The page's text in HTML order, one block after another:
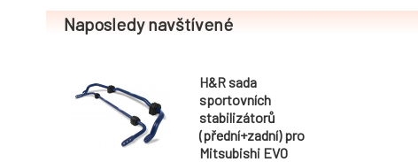
Naposledy navštívené
H&R sada
sportovních
stabilizátorů
(přední+zadní) pro
Mitsubishi EVO